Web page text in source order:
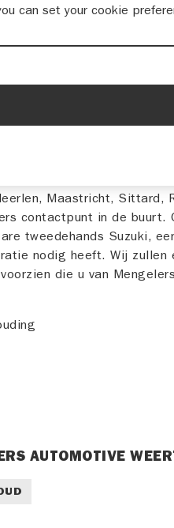
SUZUKI WEERT
in meer dan 35 jaar
geliefde Suzuki is bij ons
Maastricht, Sittard,
contactpunt in de buurt.
tweedehands Suzuki,
nodig heeft. Wij zullen
die u van
AUTOMOTIVE
can set your cookie